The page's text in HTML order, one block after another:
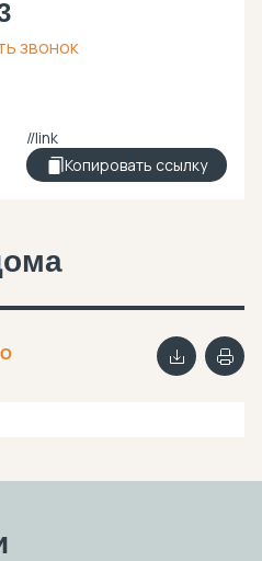
звонок
Копировать ссылку